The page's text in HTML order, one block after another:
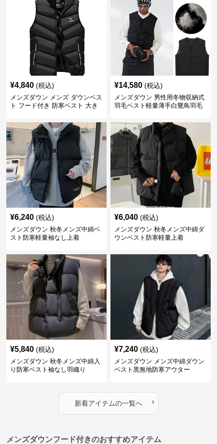
¥4,840 (税込)
メンズダウン メンズ ダウンベス
ト フード付き 防寒ベスト 大き
¥14,580 (税込)
メンズダウン 男性用冬物収納式
羽毛ベスト軽量薄手白鵞鳥羽毛
¥6,240 (税込)
メンズダウン 秋冬メンズ中綿ベ
スト防寒軽量袖なし上着
¥6,040 (税込)
メンズダウン 秋冬メンズ中綿ダ
ウンベスト防寒軽量上着
¥5,840 (税込)
メンズダウン 秋冬メンズ中綿入
り防寒ベスト袖なし羽織り
¥7,240 (税込)
メンズダウン メンズ中綿ダウン
ベスト黒無地防寒アウター
新着アイテムの一覧へ ›
メンズダウンフード付きのおすすめアイテム